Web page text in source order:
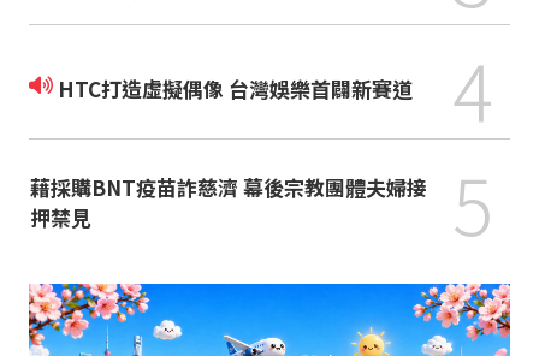
HTC打造虛擬偶像 台灣娛樂首闢新賽道 4
藉採購BNT疫苗詐慈濟 幕後宗教團體夫婦接
押禁見
5